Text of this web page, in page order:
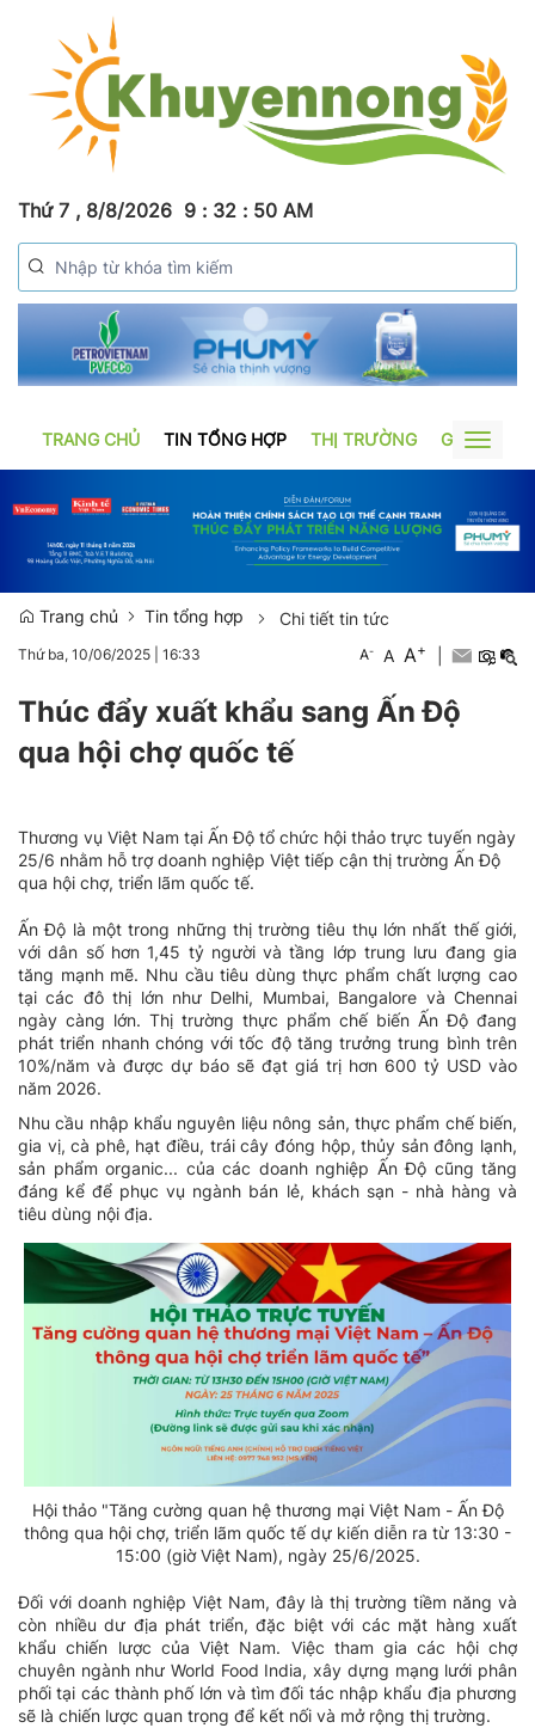
Thứ 7 , 8/8/2026 9 : 32 : 51AM
TRANG CHỦ TIN TỔNG HỢP THỊ TRƯỜNG GƯƠNG
Toggle
Trang chủ Tin tổng hợp Chi tiết tin tức
Thứ ba, 10/06/2025 16:33 A- A A+
Thúc đẩy xuất khẩu sang Ấn Độ
qua hội chợ quốc tế
Thương vụ Việt Nam tại Ấn Độ tổ chức hội thảo trực tuyến ngày
25/6 nhằm hỗ trợ doanh nghiệp Việt tiếp cận thị trường Ấn Độ
qua hội chợ, triển lãm quốc tế.
Ấn Độ là một trong những thị trường tiêu thụ lớn nhất thế giới,
với dân số hơn 1,45 tỷ người và tầng lớp trung lưu đang gia
tăng mạnh mẽ. Nhu cầu tiêu dùng thực phẩm chất lượng cao
tại các đô thị lớn như Delhi, Mumbai, Bangalore và Chennai
ngày càng lớn. Thị trường thực phẩm chế biến Ấn Độ đang
phát triển nhanh chóng với tốc độ tăng trưởng trung bình trên
10%/năm và được dự báo sẽ đạt giá trị hơn 600 tỷ USD vào
năm 2026.
Nhu cầu nhập khẩu nguyên liệu nông sản, thực phẩm chế biến,
gia vị, cà phê, hạt điều, trái cây đóng hộp, thủy sản đông lạnh,
sản phẩm organic... của các doanh nghiệp Ấn Độ cũng tăng
đáng kể để phục vụ ngành bán lẻ, khách sạn - nhà hàng và
tiêu dùng nội địa.
Hội thảo "Tăng cường quan hệ thương mại Việt Nam - Ấn Độ
thông qua hội chợ, triển lãm quốc tế dự kiến diễn ra từ 13:30 -
15:00 (giờ Việt Nam), ngày 25/6/2025.
Đối với doanh nghiệp Việt Nam, đây là thị trường tiềm năng và
còn nhiều dư địa phát triển, đặc biệt với các mặt hàng xuất
khẩu chiến lược của Việt Nam. Việc tham gia các hội chợ
chuyên ngành như World Food India, xây dựng mạng lưới phân
phối tại các thành phố lớn và tìm đối tác nhập khẩu địa phương
sẽ là chiến lược quan trọng để kết nối và mở rộng thị trường.